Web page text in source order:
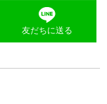
友だちに送る